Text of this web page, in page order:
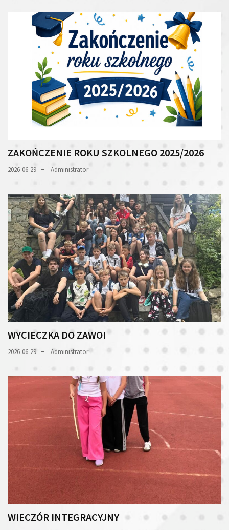
ZAKOŃCZENIE ROKU SZKOLNEGO 2025/2026
2026-06-29 Administrator
WYCIECZKA DO ZAWOI
2026-06-29 Administrator
WIECZÓR INTEGRACYJNY